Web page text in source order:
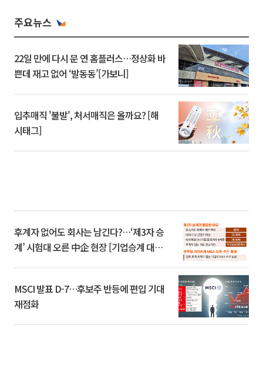
주요뉴스
22일 만에 다시 문 연 홈플러스…정상화 바
쁜데 재고 없어 ‘발동동’[가보니]
입추매직 '불발', 처서매직은 올까요? [해
시태그]
후계자 없어도 회사는 남긴다?…‘제3자 승
계’ 시험대 오른 中企 현장 [기업승계 대전
MSCI 발표 D-7…후보주 반등에 편입 기대
재점화